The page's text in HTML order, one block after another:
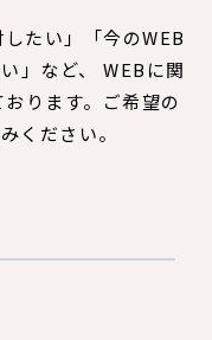
たい」「今のWEB
」など、
WEBに関
ります。ご希望の
ください。